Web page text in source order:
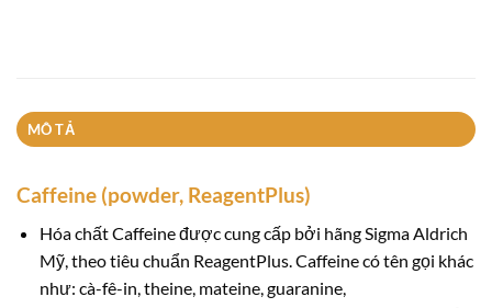
MÔ TẢ
Caffeine (powder, ReagentPlus)
Hóa chất Caffeine được cung cấp bởi hãng Sigma Aldrich
Mỹ, theo tiêu chuẩn ReagentPlus. Caffeine có tên gọi khác
như: cà-fê-in, theine, mateine, guaranine,